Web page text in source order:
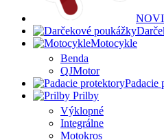
Motocykle
Benda
QJMotor
Padacie
Prilby
Výklopné
Integrálne
Motokros